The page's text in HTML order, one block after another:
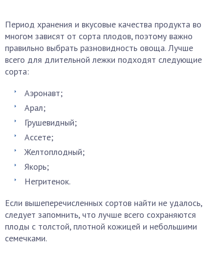
Период хранения и вкусовые качества продукта во
многом зависят от сорта плодов, поэтому важно
правильно выбрать разновидность овоща. Лучше
всего для длительной лежки подходят следующие
сорта:
Аэронавт;
Арал;
Грушевидный;
Ассете;
Желтоплодный;
Якорь;
Негритенок.
Если вышеперечисленных сортов найти не удалось,
следует запомнить, что лучше всего сохраняются
плоды с толстой, плотной кожицей и небольшими
семечками.